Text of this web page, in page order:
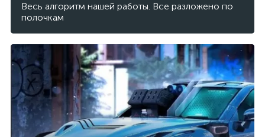
Весь алгоритм нашей работы. Все разложено по
полочкам